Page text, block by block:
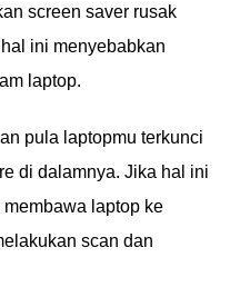
screen saver rusak
ini menyebabkan
laptop.
pula laptopmu terkunci
di dalamnya. Jika hal ini
laptop ke
scan dan